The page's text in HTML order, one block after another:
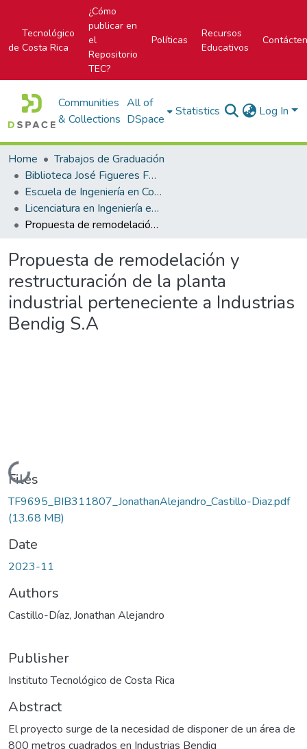
Tecnológico
de Costa Rica
¿Cómo
publicar en
el
Repositorio
TEC?
Políticas
Recursos
Educativos
Communities
& Collections
All of
DSpace
Statistics Log In
Home
Trabajos de Graduación
Biblioteca José Figueres Ferrer
Escuela de Ingeniería en Construcción
Licenciatura en Ingeniería en Construcción
Propuesta de remodelación y restructuración de la planta industrial perteneciente a Industrias Bendig S.A
Propuesta de remodelación y
restructuración de la planta
industrial perteneciente a Industrias
Bendig S.A
Loading...
Files
TF9695_BIB311807_JonathanAlejandro_Castillo-Diaz.pdf
(13.68 MB)
Date
2023-11
Authors
Castillo-Díaz, Jonathan Alejandro
Publisher
Instituto Tecnológico de Costa Rica
Abstract
El proyecto surge de la necesidad de disponer de un área de
800 metros cuadrados en Industrias Bendig